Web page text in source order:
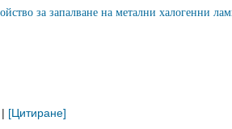
за запалване на метални халогенни
| [Цитиране]